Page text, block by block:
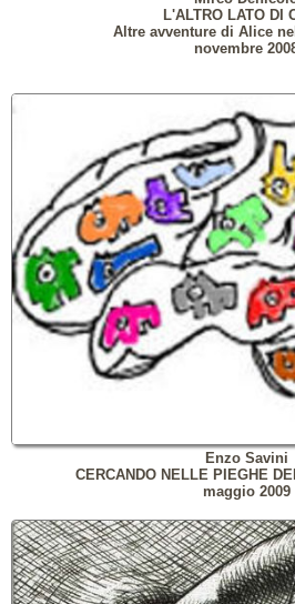
L'ALTRO LATO DI
Altre avventure di Alice
novembre
Enzo Savini
CERCANDO NELLE PIEGHE
maggio 2009